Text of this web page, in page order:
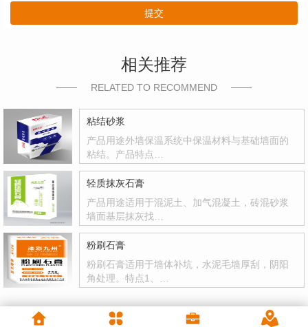
提交
相关推荐
RELATED TO RECOMMEND
粘结砂浆
产品用途外墙保温系统中保温材料与基础墙面的
粘结。产品特点…
轻质抹灰石膏
产品用途适用于混泥土、加气混凝土，砖混砂浆
墙面基层抹灰找…
粉刷石膏
粉刷石膏适用于墙体补坑，水泥毛墙厚刮，阴阳
角处理。特点1、…